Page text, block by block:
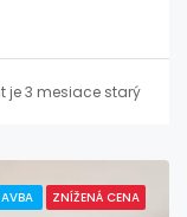
je 3 mesiace starý
ZNÍŽENÁ CENA